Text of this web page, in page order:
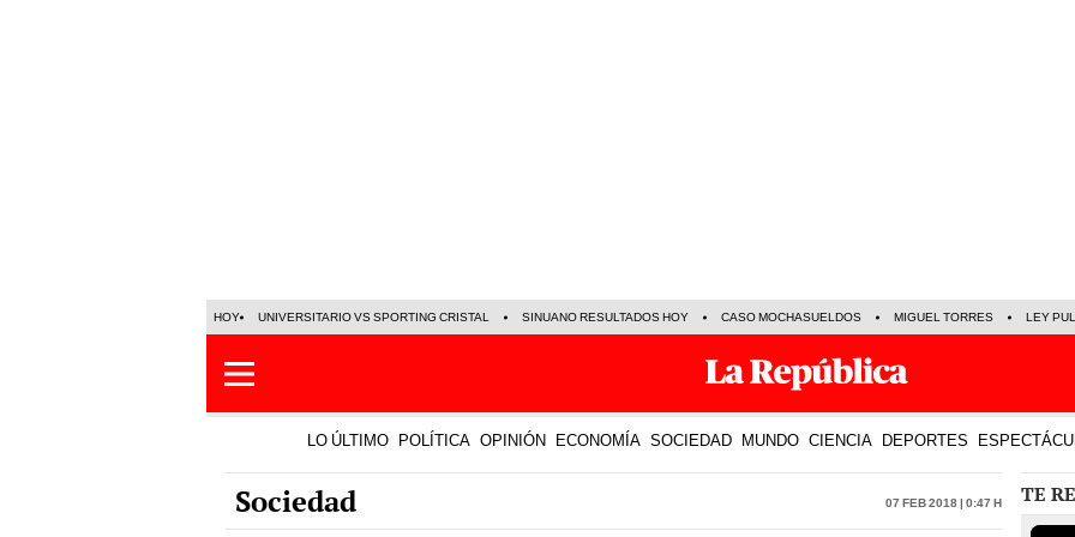
HOY UNIVERSITARIO VS SPORTING CRISTAL SINUANO RESULTADOS HOY CASO MOCHASUELDOS MIGUEL TORRES LEY
LO ÚLTIMO POLÍTICA OPINIÓN ECONOMÍA SOCIEDAD MUNDO CIENCIA DEPORTES
Sociedad 07 Feb 2018 | 0:47 h TE